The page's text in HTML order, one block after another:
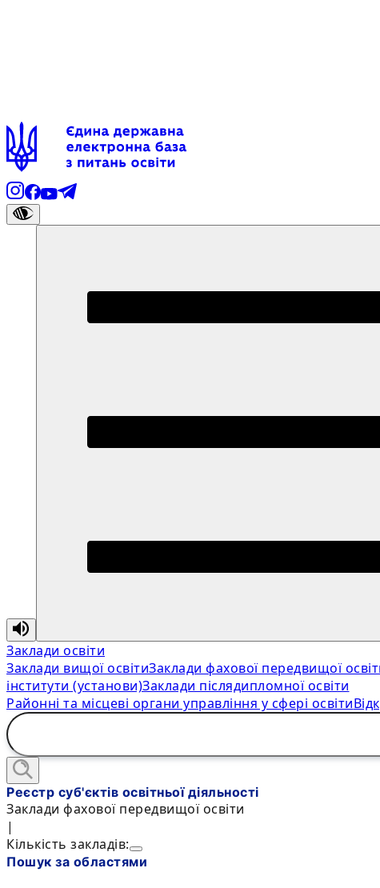
Заклади освіти
Заклади вищої освітиЗаклади фахової передвищої
інститути (установи)Заклади післядипломної освіти
Районні та місцеві органи управління у сфері освіти
Реєстр суб'єктів освітньої діяльності
Заклади фахової передвищої освіти
|
Кількість закладів:
Пошук за областями